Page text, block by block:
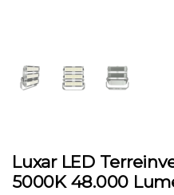
Luxar LED
5000K 48.000